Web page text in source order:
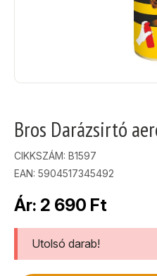
Bros Darázsirtó
CIKKSZÁM: B1597
EAN: 5904517345492
Ár: 2 690 Ft
Utolsó darab!